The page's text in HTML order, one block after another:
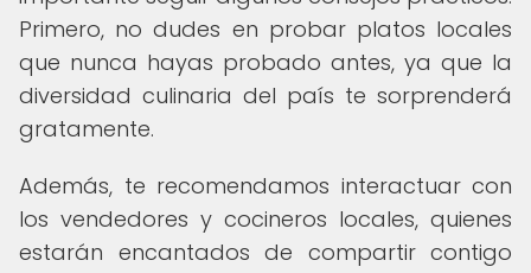
Primero, no dudes en probar platos locales
que nunca hayas probado antes, ya que la
diversidad culinaria del país te sorprenderá
gratamente.
Además, te recomendamos interactuar con
los vendedores y cocineros locales, quienes
estarán encantados de compartir contigo